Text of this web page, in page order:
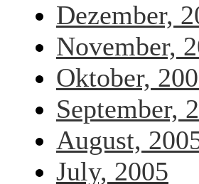
Dezember,
November,
Oktober,
September,
August,
July, 2005